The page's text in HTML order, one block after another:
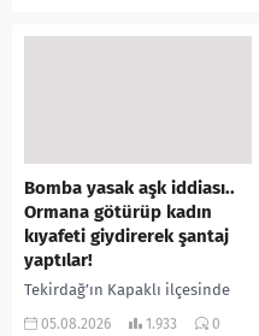
Bomba yasak aşk iddiası..
Ormana götürüp kadın
kıyafeti giydirerek şantaj
yaptılar!
Tekirdağ’ın Kapaklı ilçesinde
bir kişiyi, arkadaşının eşiyle
05.08.2026 1.933 0